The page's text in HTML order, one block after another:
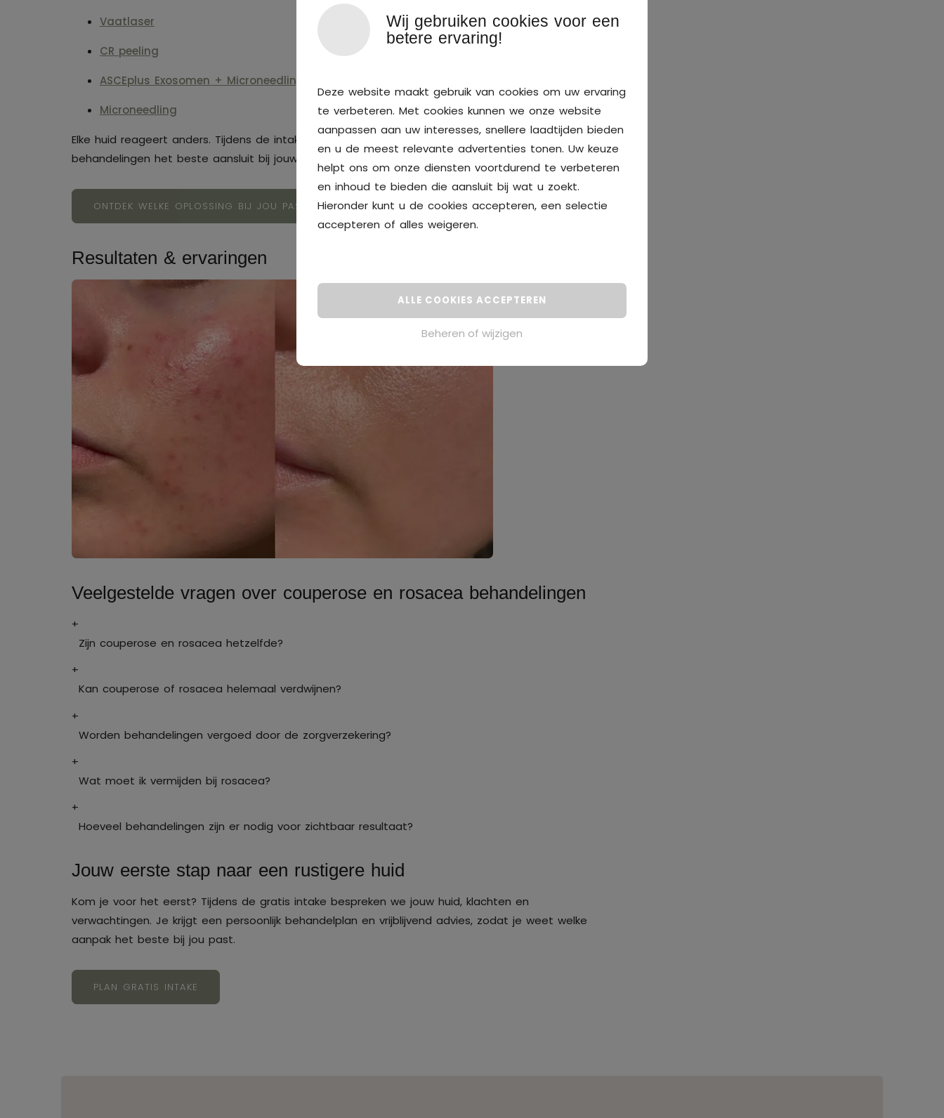
Vaatlaser
CR peeling
ASCEplus Exosomen + Microneedling
Microneedling
Elke huid reageert anders. Tijdens de intake adviseren wij welke behandeling of combinatie van
behandelingen het beste aansluit bij jouw huid en wensen.
ONTDEK WELKE OPLOSSING BIJ JOU PAST
Resultaten & ervaringen
Veelgestelde vragen over couperose en rosacea behandelingen
+
Zijn couperose en rosacea hetzelfde?
+
Kan couperose of rosacea helemaal verdwijnen?
+
Worden behandelingen vergoed door de zorgverzekering?
+
Wat moet ik vermijden bij rosacea?
+
Hoeveel behandelingen zijn er nodig voor zichtbaar resultaat?
Jouw eerste stap naar een rustigere huid
Kom je voor het eerst? Tijdens de gratis intake bespreken we jouw huid, klachten en
verwachtingen. Je krijgt een persoonlijk behandelplan en vrijblijvend advies, zodat je weet welke
aanpak het beste bij jou past.
PLAN GRATIS INTAKE
Wij gebruiken cookies voor een
betere ervaring!
Deze website maakt gebruik van cookies om uw ervaring
te verbeteren. Met cookies kunnen we onze website
aanpassen aan uw interesses, snellere laadtijden bieden
en u de meest relevante advertenties tonen. Uw keuze
helpt ons om onze diensten voortdurend te verbeteren
en inhoud te bieden die aansluit bij wat u zoekt.
Hieronder kunt u de cookies accepteren, een selectie
accepteren of alles weigeren.
ALLE COOKIES ACCEPTEREN
Beheren of wijzigen